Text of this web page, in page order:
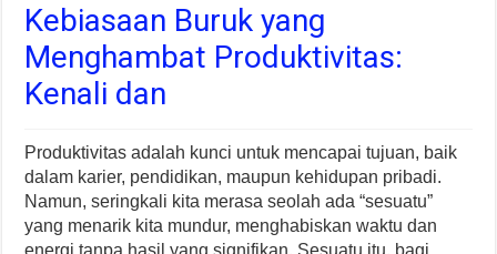
Kebiasaan Buruk yang
Menghambat Produktivitas:
Kenali dan
Produktivitas adalah kunci untuk mencapai tujuan, baik
dalam karier, pendidikan, maupun kehidupan pribadi.
Namun, seringkali kita merasa seolah ada “sesuatu”
yang menarik kita mundur, menghabiskan waktu dan
energi tanpa hasil yang signifikan. Sesuatu itu, bagi